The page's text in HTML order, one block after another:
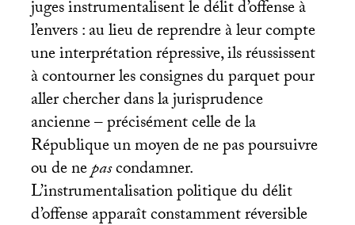
juges instrumentalisent le délit d’offense à
l’envers : au lieu de reprendre à leur compte
une interprétation répressive, ils réussissent
à contourner les consignes du parquet pour
aller chercher dans la jurisprudence
ancienne – précisément celle de la
République un moyen de ne pas poursuivre
ou de nepascondamner.
L’instrumentalisation politique du délit
d’offense apparaît constamment réversible